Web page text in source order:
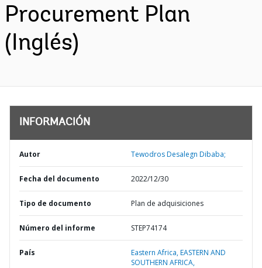
Procurement Plan
(Inglés)
INFORMACIÓN
Autor Tewodros Desalegn Dibaba;
Fecha del documento 2022/12/30
Tipo de documento Plan de adquisiciones
Número del informe STEP74174
País Eastern Africa,EASTERN AND
SOUTHERN AFRICA,